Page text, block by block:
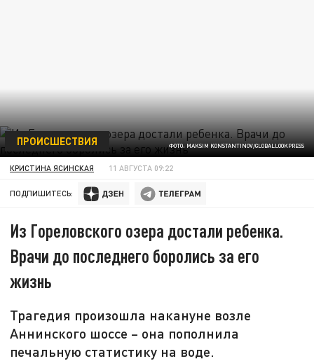
ФОТО: MAKSIM KONSTANTINOV/GLOBALLOOKPRESS
ПРОИСШЕСТВИЯ
КРИСТИНА ЯСИНСКАЯ 11 АВГУСТА 09:22
ПОДПИШИТЕСЬ:
Из Гореловского озера достали ребенка.
Врачи до последнего боролись за его
жизнь
Трагедия произошла накануне возле
Аннинского шоссе – она пополнила
печальную статистику на воде.